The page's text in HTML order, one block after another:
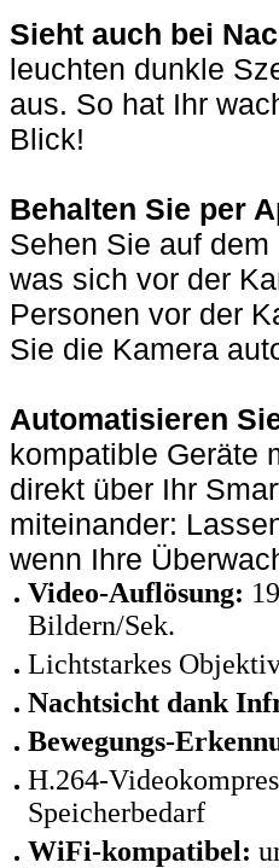
Sieht auch bei
leuchten dunkle
aus. So hat Ihr
Blick!
Behalten Sie per
Sehen Sie auf
was sich vor der
Personen vor der
Sie die Kamera
Automatisieren
kompatible Geräte
direkt über Ihr
miteinander:
wenn Ihre
Video-Auflösung:
Bildern/Sek.
Lichtstarkes
Nachtsicht dank
Bewegungs-
H.264-
Speicherbedarf
WiFi-kompatibel: